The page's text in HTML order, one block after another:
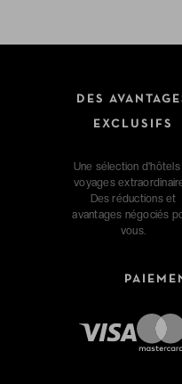
DES
EXCLUSIFS
Une sélection
voyages
Des réductions et
avantages négociés
vous.